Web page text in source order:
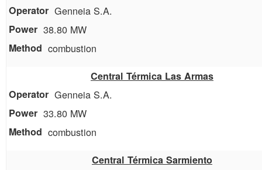
Genneia S.A.
38.80 MW
combustion
Central Térmica Las Armas
Genneia S.A.
33.80 MW
combustion
Central Térmica Sarmiento